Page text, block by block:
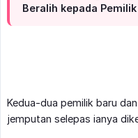
Beralih kepada Pemilik
Kedua-dua pemilik baru
jemputan selepas ianya